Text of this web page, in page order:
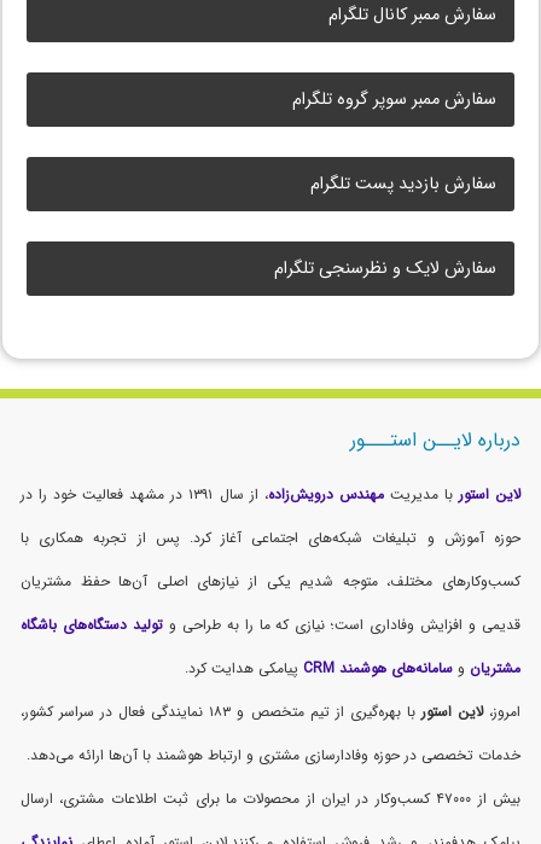
سفارش ممبر کانال تلگرام
سفارش ممبر سوپر گروه تلگرام
سفارش بازدید پست تلگرام
سفارش لایک و نظرسنجی تلگرام